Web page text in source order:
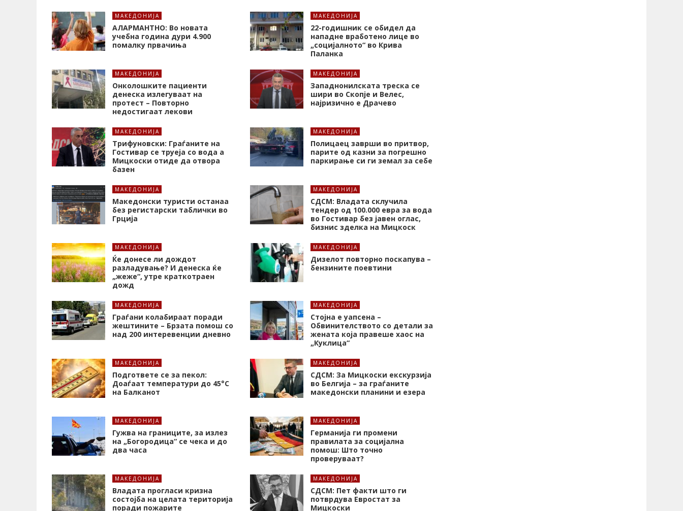
МАКЕДОНИЈА
АЛАРМАНТНО: Во новата
учебна година дури 4.900
помалку првачиња
МАКЕДОНИЈА
22-годишник се обидел да
нападне вработено лице во
„социјалното“ во Крива
Паланка
МАКЕДОНИЈА
Онколошките пациенти
денеска излегуваат на
протест – Повторно
недостигаат лекови
МАКЕДОНИЈА
Западнонилската треска се
шири во Скопје и Велес,
најризично е Драчево
МАКЕДОНИЈА
Трифуновски: Граѓаните на
Гостивар се труеја со вода а
Мицкоски отиде да отвора
базен
МАКЕДОНИЈА
Полицаец заврши во притвор,
парите од казни за погрешно
паркирање си ги земал за себе
МАКЕДОНИЈА
Македонски туристи останаа
без регистарски таблички во
Грција
МАКЕДОНИЈА
СДСМ: Владата склучила
тендер од 100.000 евра за вода
во Гостивар без јавен оглас,
бизнис зделка на Мицкоск
МАКЕДОНИЈА
Ќе донесе ли дождот
разладување? И денеска ќе
„жеже“, утре краткотраен
дожд
МАКЕДОНИЈА
Дизелот повторно поскапува –
бензините поевтини
МАКЕДОНИЈА
Граѓани колабираат поради
жештините – Брзата помош со
над 200 интеревенции дневно
МАКЕДОНИЈА
Стојна е уапсена –
Обвинителството со детали за
жената која правеше хаос на
„Куклица“
МАКЕДОНИЈА
Подгответе се за пекол:
Доаѓаат температури до 45°C
на Балканот
МАКЕДОНИЈА
СДСМ: За Мицкоски екскурзија
во Белгија – за граѓаните
македонски планини и езера
МАКЕДОНИЈА
Гужва на границите, за излез
на „Богородица“ се чека и до
два часа
МАКЕДОНИЈА
Германија ги промени
правилата за социјална
помош: Што точно
проверуваат?
МАКЕДОНИЈА
Владата прогласи кризна
состојба на целата територија
поради пожарите
МАКЕДОНИЈА
СДСМ: Пет факти што ги
потврдува Евростат за
Мицкоски